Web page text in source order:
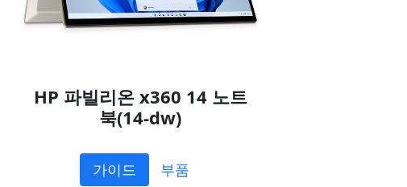
HP 파빌리온 x360 14 노트
북(14-dw)
가이드 부품